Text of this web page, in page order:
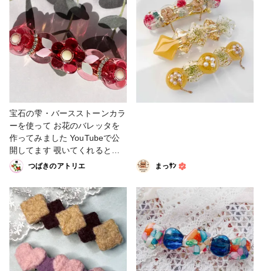
宝石の雫・バースストーンカラ
ーを使って お花のバレッタを
作ってみました YouTubeで公
開してます 覗いてくれると嬉
しいです😊 #レジンバレッタ #
レジンお花 #PADICOバースス
トーンカラー #レジン好きな方
と繋がりたい #ヘアアクセサリ
ー
つばきのアトリエ まっｻﾝ